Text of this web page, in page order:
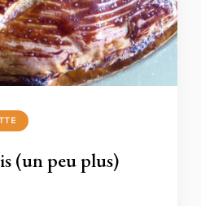
(un peu plus)